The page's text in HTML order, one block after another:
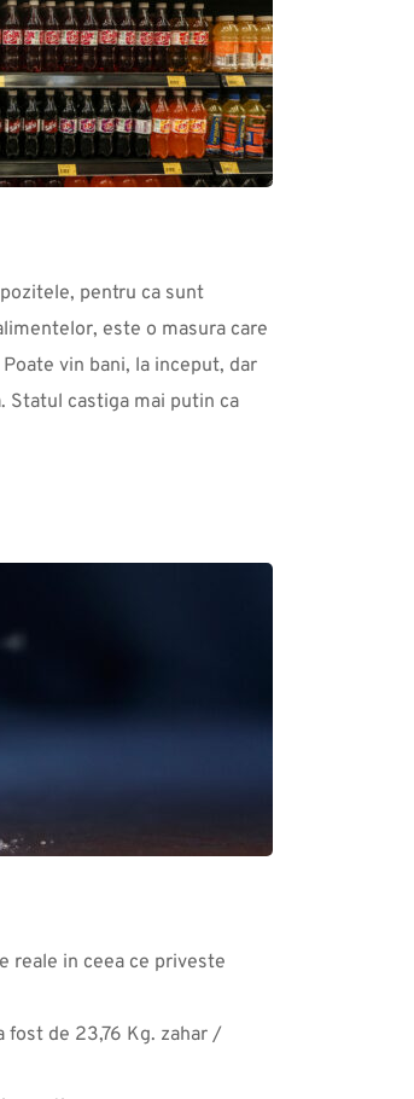
este o masura care
vin bani, la inceput, dar
Statul castiga mai putin ca
reale in ceea ce priveste
fost de 23,76 Kg. zahar /